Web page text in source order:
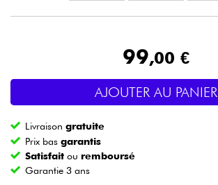
Batteries & Percu
Vents
Violons & Quatuor
99,00 €
AJOUTER AU PANIER
Livraisongratuite
Prix basgarantis
Satisfait ou remboursé
Garantie 3 ans